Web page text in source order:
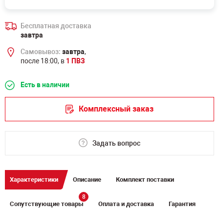
Бесплатная доставка
завтра
Самовывоз: завтра,
после 18:00, в 1 ПВЗ
Есть в наличии
Комплексный заказ
Задать вопрос
Характеристики Описание Комплект поставки
Сопутствующие товары
8
Оплата и доставка Гарантия